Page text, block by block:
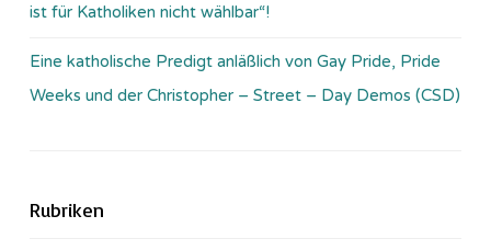
ist für Katholiken nicht wählbar“!
Eine katholische Predigt anläßlich von Gay Pride, Pride
Weeks und der Christopher – Street – Day Demos (CSD)
Rubriken